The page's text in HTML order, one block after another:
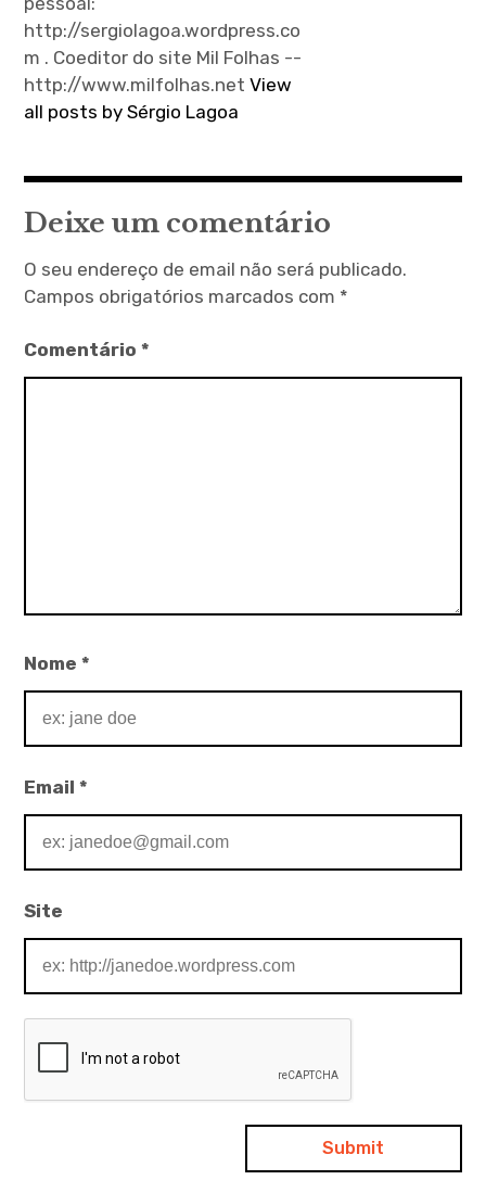
http://sergiolagoa.wordpress.co
m . Coeditor do site Mil Folhas --
http://www.milfolhas.netView
all posts by Sérgio Lagoa
Deixe um comentário
O seu endereço de email não será publicado.
Campos obrigatórios marcados com *
Comentário*
Nome*
Email*
Site